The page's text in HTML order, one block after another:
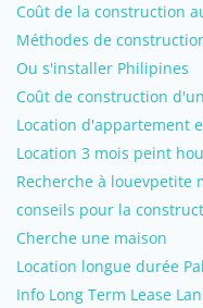
Coût de la construction
Méthodes de
Ou s'installer Philipines
Coût de construction
Location d'appartement
Location 3 mois peint
Recherche à louevpetite
conseils pour la
Cherche une maison
Location longue durée
Info Long Term Lease